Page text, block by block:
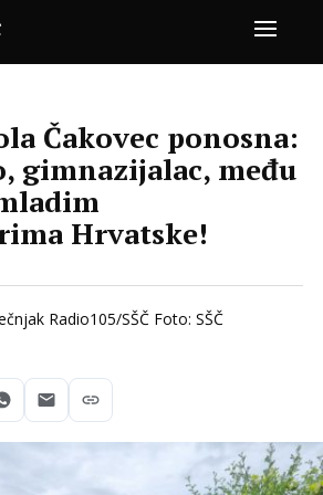
Čakovec ponosna:
gimnazijalac, među
Hrvatske!
Radio105/SŠČ Foto: SŠČ